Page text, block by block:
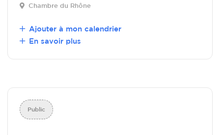
Chambre du Rhône
Ajouter à mon calendrier
En savoir plus
Public